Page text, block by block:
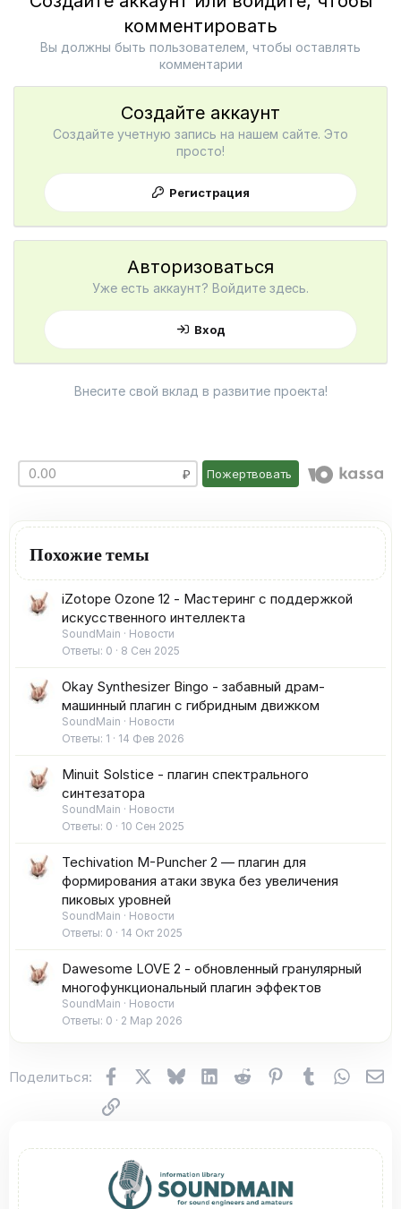
комментировать
Вы должны быть пользователем, чтобы оставлять
комментарии
Создайте аккаунт
Создайте учетную запись на нашем сайте. Это
просто!
Регистрация
Авторизоваться
Уже есть аккаунт? Войдите здесь.
Вход
Внесите свой вклад в развитие проекта!
Пожертвовать
Похожие темы
iZotope Ozone 12 - Мастеринг с поддержкой
искусственного интеллекта
SoundMain
Новости
Ответы 0 8 Сен 2025
Okay Synthesizer Bingo - забавный драм-
машинный плагин с гибридным движком
SoundMain
Новости
Ответы 1 14 Фев 2026
Minuit Solstice - плагин спектрального
синтезатора
SoundMain
Новости
Ответы 0 10 Сен 2025
Techivation M-Puncher 2 — плагин для
формирования атаки звука без увеличения
пиковых уровней
SoundMain
Новости
Ответы 0 14 Окт 2025
Dawesome LOVE 2 - обновленный гранулярный
многофункциональный плагин эффектов
SoundMain
Новости
Ответы 0 2 Мар 2026
Поделиться: FacebookX (Twitter)
BlueskyLinkedInReddit Pinterest
Tumblr
Ссылка